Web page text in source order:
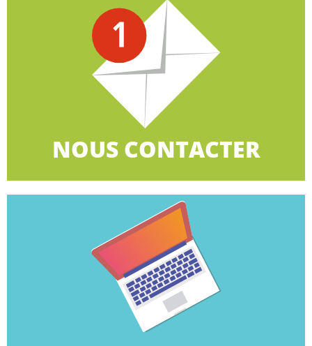
NOUS CONTACTER
NOUS CONTACTER
Retrouvez la CGT à côté de chez vous avec plus de
900 organisations territoriales ou contactez-nous par
le biais du formulaire en ligne.
CLIQUEZ ICI
Retrouvez dans cette rubrique tous les éléments de
la campagne des élections professionnelles dans les
TPE.
CLIQUEZ ICI